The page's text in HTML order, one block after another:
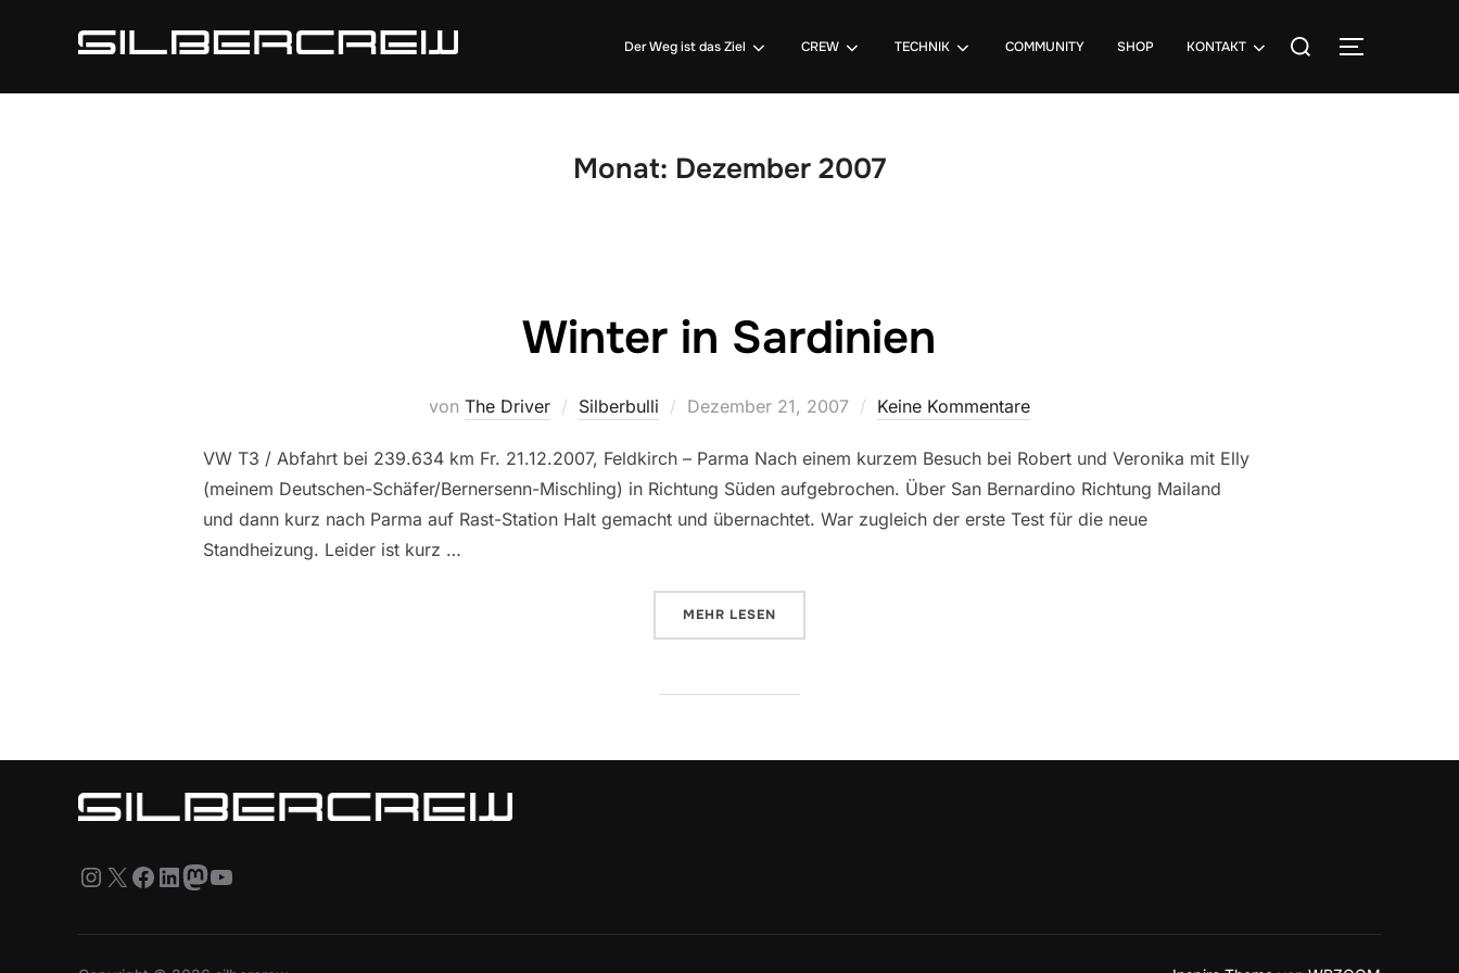
Der Weg ist das Ziel CREW TECHNIK COMMUNITY SHOP KONTAKT
Suchen
Monat: Dezember 2007
Winter in Sardinien
von The Driver Silberbulli
Veröffentlicht
Dezember 21, 2007 Keine Kommentare
VW T3 / Abfahrt bei 239.634 km Fr. 21.12.2007, Feldkirch – Parma Nach einem kurzem Besuch bei Robert und Veronika mit Elly
(meinem Deutschen-Schäfer/Bernersenn-Mischling) in Richtung Süden aufgebrochen. Über San Bernardino Richtung Mailand
und dann kurz nach Parma auf Rast-Station Halt gemacht und übernachtet. War zugleich der erste Test für die neue
Standheizung. Leider ist kurz …
MEHR ÜBER „WINTER IN SARDINIEN“
LESEN
Instagram
X Facebook
LinkedIn
Mastodon
YouTube